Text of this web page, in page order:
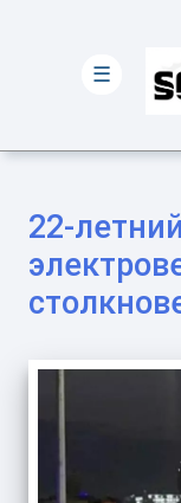
22-
☰